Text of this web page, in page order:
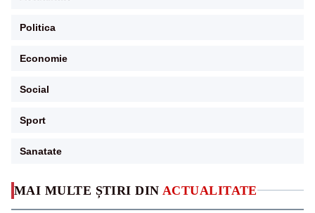
MAI MULTE ȘTIRI DIN ACTUALITATE
Politica
Economie
Social
Sport
Sanatate